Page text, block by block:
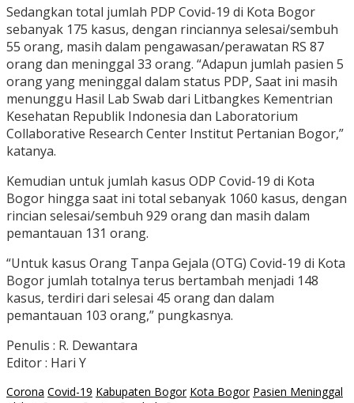
Sedangkan total jumlah PDP Covid-19 di Kota Bogor
sebanyak 175 kasus, dengan rinciannya selesai/sembuh
55 orang, masih dalam pengawasan/perawatan RS 87
orang dan meninggal 33 orang. “Adapun jumlah pasien 5
orang yang meninggal dalam status PDP, Saat ini masih
menunggu Hasil Lab Swab dari Litbangkes Kementrian
Kesehatan Republik Indonesia dan Laboratorium
Collaborative Research Center Institut Pertanian Bogor,”
katanya.
Kemudian untuk jumlah kasus ODP Covid-19 di Kota
Bogor hingga saat ini total sebanyak 1060 kasus, dengan
rincian selesai/sembuh 929 orang dan masih dalam
pemantauan 131 orang.
“Untuk kasus Orang Tanpa Gejala (OTG) Covid-19 di Kota
Bogor jumlah totalnya terus bertambah menjadi 148
kasus, terdiri dari selesai 45 orang dan dalam
pemantauan 103 orang,” pungkasnya.
Penulis : R. Dewantara
Editor : Hari Y
Corona Covid-19 Kabupaten Bogor Kota Bogor Pasien Meninggal